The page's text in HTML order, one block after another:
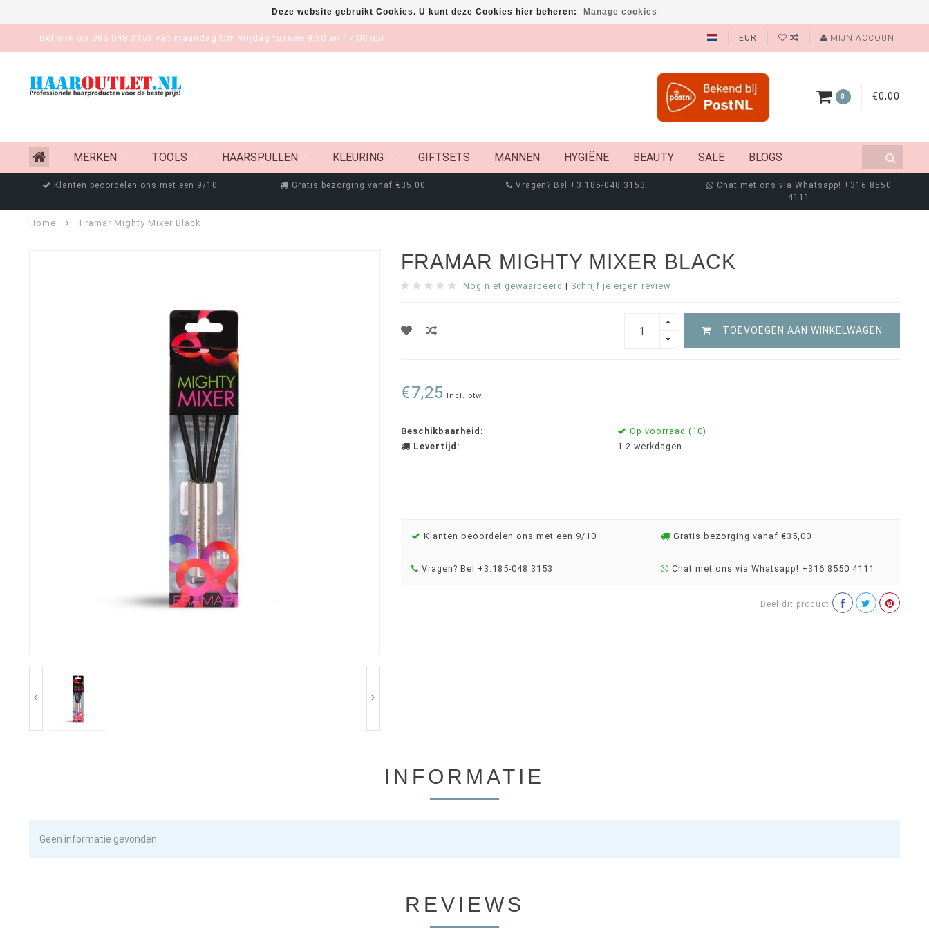
Bel ons op 085 048 3153 van maandag t/m vrijdag tussen 9:30 en 17:00 uur EUR MIJN ACCOUNT
0 €0,00
MERKEN TOOLS HAARSPULLEN KLEURING GIFTSETS MANNEN HYGIËNE BEAUTY SALE BLOGS
Klanten beoordelen ons met een 9/10 Gratis bezorging vanaf €35,00 Vragen? Bel +3.185-048 3153
Chat met ons via Whatsapp! +316 8550
4111
Home Framar Mighty Mixer Black
FRAMAR MIGHTY MIXER BLACK
Nog niet gewaardeerd | Schrijf je eigen review
TOEVOEGEN AAN WINKELWAGEN
€7,25 Incl. btw
Beschikbaarheid:
Op voorraad (10)
Levertijd:
1-2 werkdagen
Klanten beoordelen ons met een 9/10 Gratis bezorging vanaf €35,00
Vragen? Bel +3.185-048 3153 Chat met ons via Whatsapp! +316 8550 4111
Deel dit product
INFORMATIE
Geen informatie gevonden
REVIEWS
Deze website gebruikt Cookies. U kunt deze Cookies hier beheren: Manage cookies